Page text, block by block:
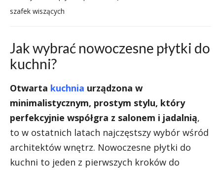
szafek wiszących
Jak wybrać nowoczesne płytki do
kuchni?
Otwarta kuchnia urządzona w
minimalistycznym, prostym stylu, który
perfekcyjnie współgra z salonem i jadalnią,
to w ostatnich latach najczęstszy wybór wśród
architektów wnętrz. Nowoczesne płytki do
kuchni to jeden z pierwszych kroków do